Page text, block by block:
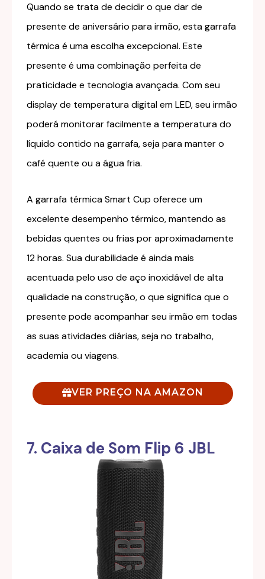
Quando se trata de decidir o que dar de
presente de aniversário para irmão, esta garrafa
térmica é uma escolha excepcional. Este
presente é uma combinação perfeita de
praticidade e tecnologia avançada. Com seu
display de temperatura digital em LED, seu irmão
poderá monitorar facilmente a temperatura do
líquido contido na garrafa, seja para manter o
café quente ou a água fria.
A garrafa térmica Smart Cup oferece um
excelente desempenho térmico, mantendo as
bebidas quentes ou frias por aproximadamente
12 horas. Sua durabilidade é ainda mais
acentuada pelo uso de aço inoxidável de alta
qualidade na construção, o que significa que o
presente pode acompanhar seu irmão em todas
as suas atividades diárias, seja no trabalho,
academia ou viagens.
VER PREÇO NA AMAZON
7. Caixa de Som Flip 6 JBL